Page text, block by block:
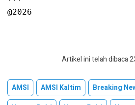
@2026
Artikel ini telah dibaca
AMSI AMSI Kaltim Breaking